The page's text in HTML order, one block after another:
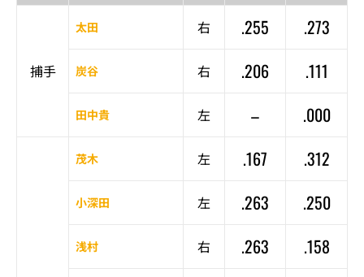
捕手
太田 右 .255 .273
炭谷 右 .206 .111
田中貴 左 – .000
茂木 左 .167 .312
小深田 左 .263 .250
浅村 右 .263 .158